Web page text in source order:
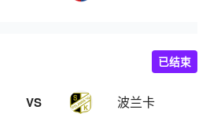
VS 波兰卡
已结束